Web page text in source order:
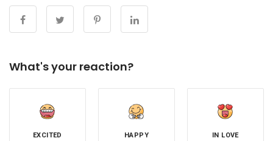
What's your reaction?
EXCITED HAPPY IN LOVE